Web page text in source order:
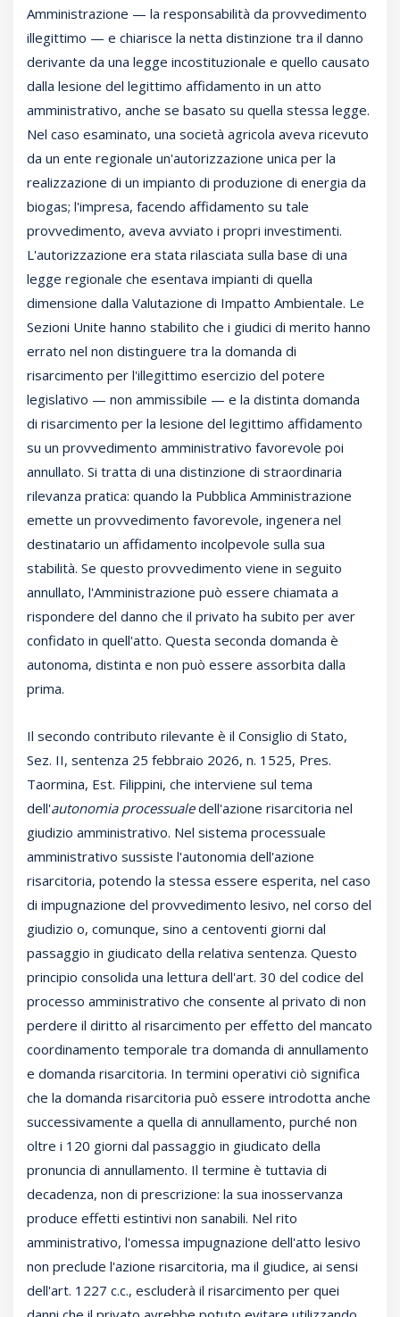
Amministrazione — la responsabilità da provvedimento
illegittimo — e chiarisce la netta distinzione tra il danno
derivante da una legge incostituzionale e quello causato
dalla lesione del legittimo affidamento in un atto
amministrativo, anche se basato su quella stessa legge.
Nel caso esaminato, una società agricola aveva ricevuto
da un ente regionale un'autorizzazione unica per la
realizzazione di un impianto di produzione di energia da
biogas; l'impresa, facendo affidamento su tale
provvedimento, aveva avviato i propri investimenti.
L'autorizzazione era stata rilasciata sulla base di una
legge regionale che esentava impianti di quella
dimensione dalla Valutazione di Impatto Ambientale. Le
Sezioni Unite hanno stabilito che i giudici di merito hanno
errato nel non distinguere tra la domanda di
risarcimento per l'illegittimo esercizio del potere
legislativo — non ammissibile — e la distinta domanda
di risarcimento per la lesione del legittimo affidamento
su un provvedimento amministrativo favorevole poi
annullato. Si tratta di una distinzione di straordinaria
rilevanza pratica: quando la Pubblica Amministrazione
emette un provvedimento favorevole, ingenera nel
destinatario un affidamento incolpevole sulla sua
stabilità. Se questo provvedimento viene in seguito
annullato, l'Amministrazione può essere chiamata a
rispondere del danno che il privato ha subito per aver
confidato in quell'atto. Questa seconda domanda è
autonoma, distinta e non può essere assorbita dalla
prima.
Il secondo contributo rilevante è il Consiglio di Stato,
Sez. II, sentenza 25 febbraio 2026, n. 1525, Pres.
Taormina, Est. Filippini, che interviene sul tema
dell'autonomia processualedell'azione risarcitoria nel
giudizio amministrativo. Nel sistema processuale
amministrativo sussiste l'autonomia dell'azione
risarcitoria, potendo la stessa essere esperita, nel caso
di impugnazione del provvedimento lesivo, nel corso del
giudizio o, comunque, sino a centoventi giorni dal
passaggio in giudicato della relativa sentenza. Questo
principio consolida una lettura dell'art. 30 del codice del
processo amministrativo che consente al privato di non
perdere il diritto al risarcimento per effetto del mancato
coordinamento temporale tra domanda di annullamento
e domanda risarcitoria. In termini operativi ciò significa
che la domanda risarcitoria può essere introdotta anche
successivamente a quella di annullamento, purché non
oltre i 120 giorni dal passaggio in giudicato della
pronuncia di annullamento. Il termine è tuttavia di
decadenza, non di prescrizione: la sua inosservanza
produce effetti estintivi non sanabili. Nel rito
amministrativo, l'omessa impugnazione dell'atto lesivo
non preclude l'azione risarcitoria, ma il giudice, ai sensi
dell'art. 1227 c.c., escluderà il risarcimento per quei